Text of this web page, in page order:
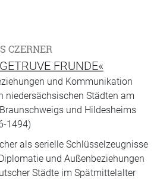
CZERNER
FRUNDE«
und Kommunikation
niedersächsischen Städten am
und Hildesheims
1494)
als serielle Schlüsselzeugnisse
und Außenbeziehungen
Städte im Spätmittelalter